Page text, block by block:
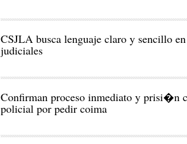
CSJLA busca lenguaje claro y sencillo
judiciales
Confirman proceso inmediato y prisi�n
policial por pedir coima